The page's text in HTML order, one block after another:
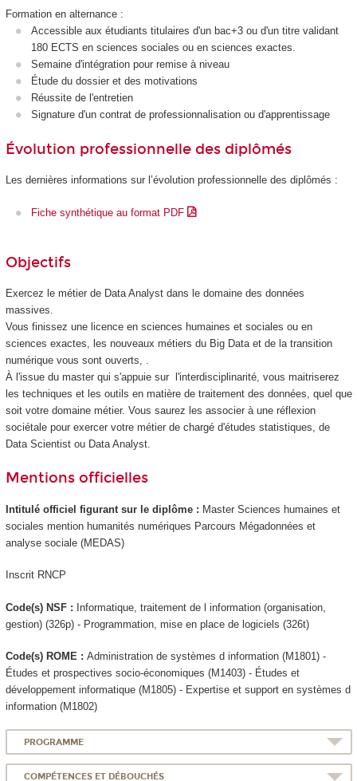
Formation en alternance:
Accessible aux étudiants titulaires d'un bac+3 ou d'un titre validant
180 ECTS en sciences sociales ou en sciences exactes.
Semaine d'intégration pour remise à niveau
Étude du dossier et des motivations
Réussite de l'entretien
Signature d'un contrat de professionnalisation ou d'apprentissage
Évolution professionnelle des diplômés
Les dernières informations sur l’évolution professionnelle des diplômés :
Fiche synthétique au format PDF
Objectifs
Exercez le métier de Data Analyst dans le domaine des données
massives.
Vous finissez une licence en sciences humaines et sociales ou en
sciences exactes, les nouveaux métiers du Big Data et de la transition
numérique vous sont ouverts, .
À l'issue du master qui s'appuie sur l'interdisciplinarité, vous maitriserez
les techniques et les outils en matière de traitement des données, quel que
soit votre domaine métier. Vous saurez les associer à une réflexion
sociétale pour exercer votre métier de chargé d'études statistiques, de
Data Scientist ou Data Analyst.
Mentions officielles
Intitulé officiel figurant sur le diplôme : Master Sciences humaines et
sociales mention humanités numériques Parcours Mégadonnées et
analyse sociale (MEDAS)
Inscrit RNCP
Code(s) NSF : Informatique, traitement de l information (organisation,
gestion) (326p) - Programmation, mise en place de logiciels (326t)
Code(s) ROME : Administration de systèmes d information (M1801) -
Études et prospectives socio-économiques (M1403) - Études et
développement informatique (M1805) - Expertise et support en systèmes d
information (M1802)
PROGRAMME
COMPÉTENCES ET DÉBOUCHÉS